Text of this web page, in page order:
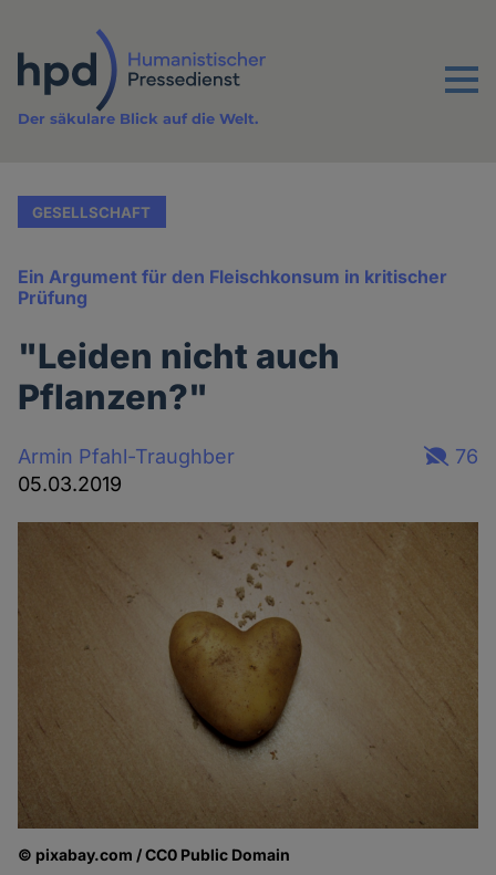
Inhalt
Menu
Der säkulare Blick auf die Welt.
GESELLSCHAFT
Ein Argument für den Fleischkonsum in kritischer
Prüfung
"Leiden nicht auch
Pflanzen?"
Armin Pfahl-Traughber
05.03.2019
76
© pixabay.com / CC0 Public Domain